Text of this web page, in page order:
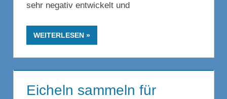
sehr negativ entwickelt und
WEITERLESEN
Eicheln sammeln für